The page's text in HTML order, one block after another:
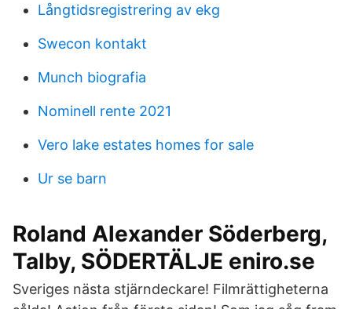
Långtidsregistrering av ekg
Swecon kontakt
Munch biografia
Nominell rente 2021
Vero lake estates homes for sale
Ur se barn
Roland Alexander Söderberg,
Talby, SÖDERTÄLJE eniro.se
Sveriges nästa stjärndeckare! Filmrättigheterna